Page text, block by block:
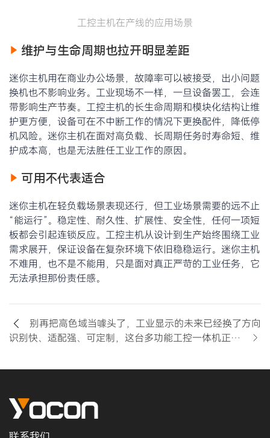
工控主机在产线的应用场景
维护与生命周期也拉开明显差距
迷你主机用在商业办公场景，故障率可以被接受，出小问题
换机也不影响业务。工业现场不一样，一旦设备罢工，会连
带影响生产节奏。工控主机的长生命周期和模块化结构让维
护更方便，设备可在不中断工作的情况下更换配件，降低停
机风险。迷你主机在面对高负载、长周期任务时寿命短、维
护成本高，也是无法胜任工业工作的原因。
可用不代表适合
迷你主机在轻负载场景表现还行，但工业场景需要的远不止
“能运行”。稳定性、耐久性、扩展性、安全性，任何一项短
板都会引起连锁反应。工控主机从设计到生产始终围绕工业
需求展开，保证设备在复杂环境下依旧稳稳运行。迷你主机
不难用，也不是不能用，只是面对真正严苛的工业任务，它
无法承担那份责任感。
别再把高色域当噱头了，工业显示的未来已经换了方向
识别快、适配强、可定制，这台多功能工控一体机正在重塑产线效率